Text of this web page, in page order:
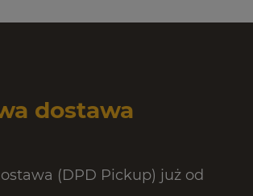
dostawa
(DPD Pickup) już od